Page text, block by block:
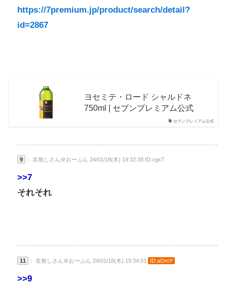
https://7premium.jp/product/search/detail?
id=2867
セブンプレミアム公式
ヨセミテ・ロード シャルドネ
750ml | セブンプレミアム公式
9 ： 名無しさん＠おーぷん 24/01/18(木) 19:32:38 ID:cgxT
>>7
それそれ
11 ： 名無しさん＠おーぷん 24/01/18(木) 19:34:01 ID:aOmY
>>9